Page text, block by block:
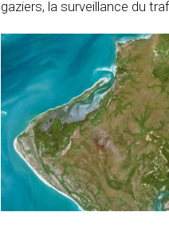
gaziers, la surveillance du